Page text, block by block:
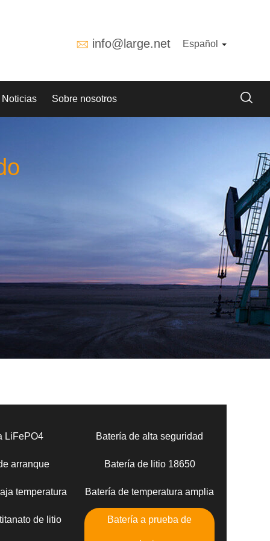
info@large.net Español
Noticias Sobre nosotros
LiFePO4 Batería de alta seguridad
arranque Batería de litio 18650
temperatura Batería de temperatura amplia
de litio Batería a prueba de